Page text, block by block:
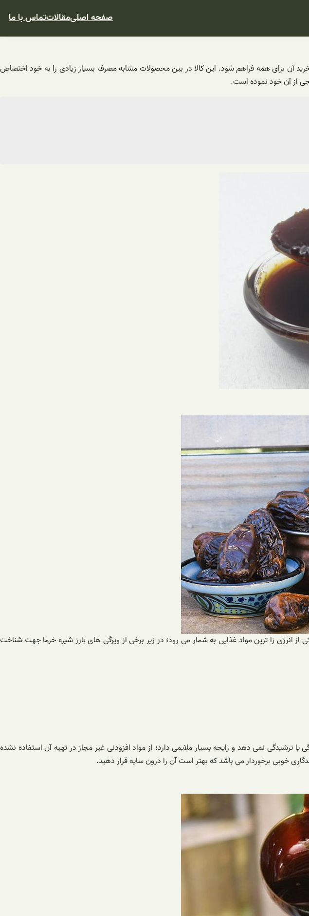
صفحه اصلیمقالاتتماس با ما
آن برای همه فراهم شود. این کالا در بین محصولات مشابه مصرف بسیار زیادی را به خود اختصاص
از آن خود نموده است.
انرژی زا ترین مواد غذایی به شمار می رود؛ در زیر برخی از ویژگی های بارز شیره خرما جهت شناخت
نمی‌ دهد و رایحه بسیار ملایمی دارد؛ از مواد افزودنی غیر مجاز در تهیه آن استفاده نشده
خوبی برخوردار می باشد که بهتر است آن را درون سایه قرار دهید.